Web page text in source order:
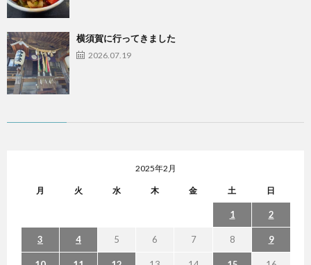
横須賀に行ってきました
2026.07.19
2025年2月
月 火 水 木 金 土 日
1 2
3 4 5 6 7 8 9